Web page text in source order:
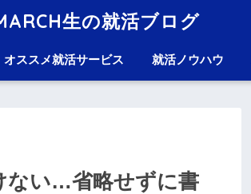
生の就活ブログ
オススメ就活サービス 就活ノウハウ
ない…省略せずに書